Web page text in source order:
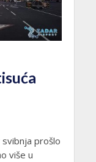
prošlo
više u